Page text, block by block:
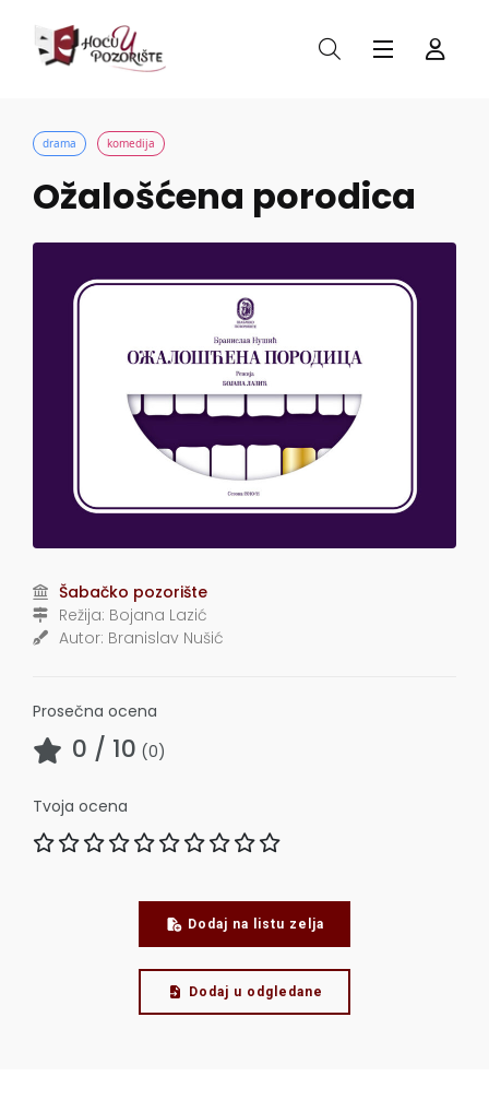
drama komedija
Ožalošćena porodica
Šabačko pozorište
Režija: Bojana Lazić
Autor: Branislav Nušić
Prosečna ocena
0 / 10 (0)
Tvoja ocena
Dodaj na listu zelja
Dodaj u odgledane